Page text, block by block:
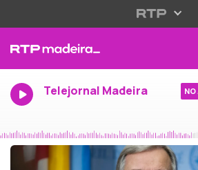
Telejornal Madeira NO